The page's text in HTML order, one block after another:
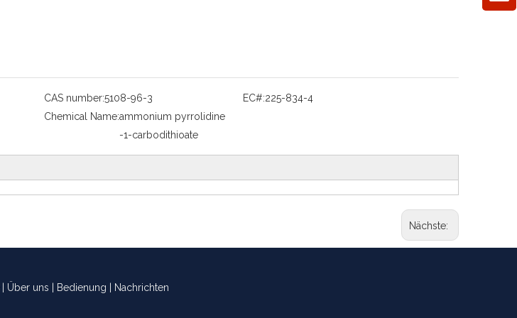
CAS number:5108-96-3 EC#:225-834-4
Chemical Name:ammonium pyrrolidine
-1-carbodithioate
Nächste:
Über uns Bedienung Nachrichten